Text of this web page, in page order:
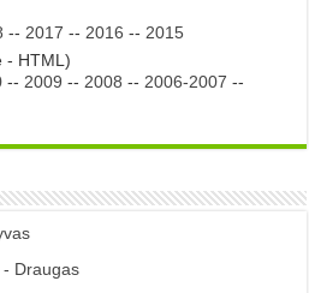
-- 2017 -- 2016 -- 2015
- HTML)
-- 2009 -- 2008 -- 2006-2007 --
- Draugas